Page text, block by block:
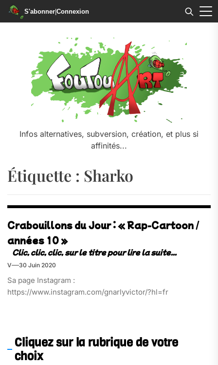
S'abonner|Connexion
Infos alternatives, subversion, création, et plus si
affinités...
Étiquette : Sharko
Crabouillons du Jour : « Rap-Cartoon /
années 10 »
V 30 Juin 2020
Sa page Instagram :
https://www.instagram.com/gnarlyvictor/?hl=fr
Cliquez sur la rubrique de votre
choix